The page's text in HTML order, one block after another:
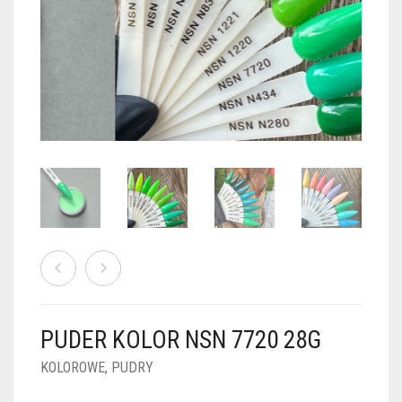
PUDRY BROKATOWE
PUDRY Z DROBINKAMI
PUDRY KOLOR PUR
PUDRY BUDUJĄCE
PUDRY DO FRENCH
PUDRY TERMICZNE
PUDRY ŚWIECĄCE
FOIL DIP
PUDER KOLOR NSN 7720 28G
KOLOROWE, PUDRY